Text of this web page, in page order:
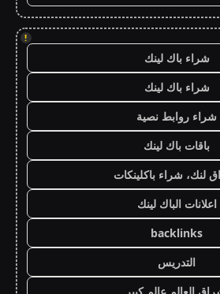
!
شراء باك لينك
شراء باك لينك
شراء روابط نصية
باقات باك لينك
لنك، شراء باكلينكات
اعلانات الباك لينك
backlinks
التدريس
العالم عالم كبير